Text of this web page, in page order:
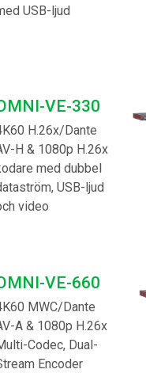
USB-ljud
VE-330
H.26x/Dante
H & 1080p H.26x
med dubbel
USB-ljud
video
VE-660
MWC/Dante
A & 1080p H.26x
Codec, Dual-
Encoder